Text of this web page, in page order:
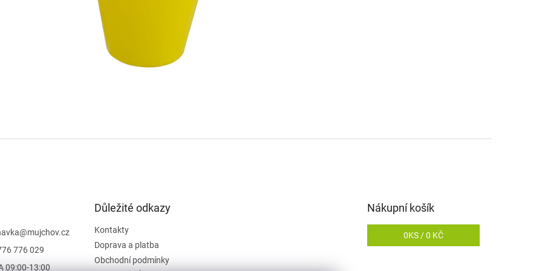
@mujchov.cz
776 029
09:00-13:00
Důležité odkazy
Kontakty
Doprava a platba
Obchodní podmínky
Nákupní košík
0KS /0 KČ